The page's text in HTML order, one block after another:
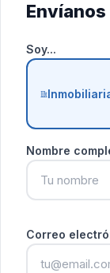
Soy...
Nombre
Correo